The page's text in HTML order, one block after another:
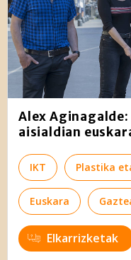
Alex
aisialdian
IKT Plastika
Euskara
Elkarrizketak